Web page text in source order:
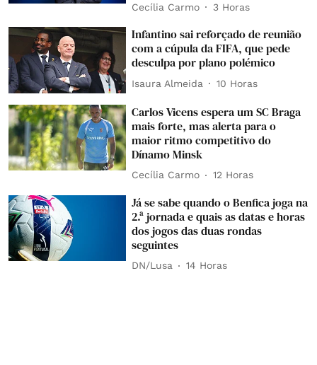
Cecília Carmo 3 Horas
Infantino sai reforçado de reunião
com a cúpula da FIFA, que pede
desculpa por plano polémico
Isaura Almeida 10 Horas
Carlos Vicens espera um SC Braga
mais forte, mas alerta para o
maior ritmo competitivo do
Dínamo Minsk
Cecília Carmo 12 Horas
Já se sabe quando o Benfica joga na
2.ª jornada e quais as datas e horas
dos jogos das duas rondas
seguintes
DN/Lusa 14 Horas